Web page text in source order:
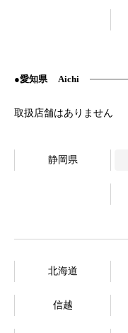
愛知県 Aichi
静岡県
北海道
信越